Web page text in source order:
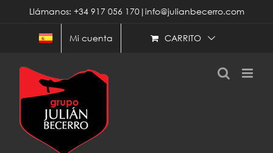
contenido
Llámanos: +34 917 056 170|info@julianbecerro.com
Mi cuenta CARRITO